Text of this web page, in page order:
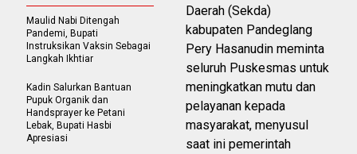
Daerah (Sekda)
kabupaten Pandeglang
Pery Hasanudin meminta
seluruh Puskesmas untuk
meningkatkan mutu dan
pelayanan kepada
masyarakat, menyusul
saat ini pemerintah
Maulid Nabi Ditengah
Pandemi, Bupati
Instruksikan Vaksin Sebagai
Langkah Ikhtiar
Kadin Salurkan Bantuan
Pupuk Organik dan
Handsprayer ke Petani
Lebak, Bupati Hasbi
Apresiasi